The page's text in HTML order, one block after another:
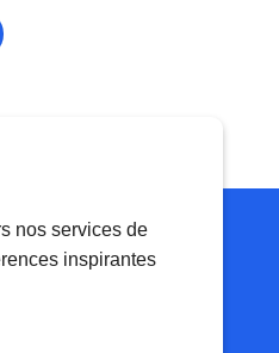
nos services de
inspirantes